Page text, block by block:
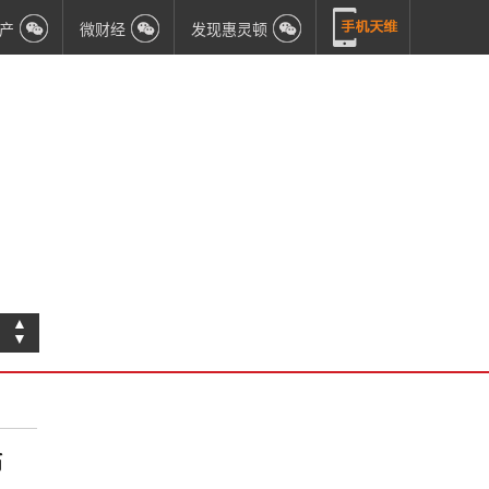
微财经 发现惠灵顿
▲
▼